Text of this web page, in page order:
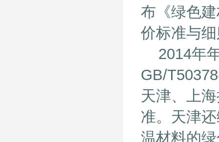
布《绿色
价标准与
2014年
GB/
天津、上
准。天津
温材料的